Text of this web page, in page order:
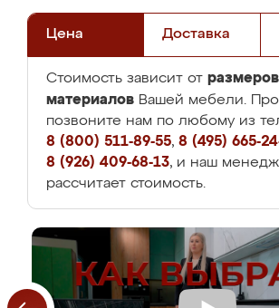
Цена Доставка
Стоимость зависит от
материалов Вашей мебели.
позвоните нам по любому из
8 (800) 511-89-55, 8 (495) 665-
8 (926) 409-68-13, и наш
рассчитает стоимость.